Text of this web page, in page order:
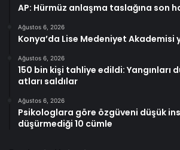
AP: Hürmüz anlaşma taslağına son
Ağustos 6, 2026
Konya’da Lise Medeniyet Akademisi
Ağustos 6, 2026
150 bin kişi tahliye edildi: Yangınları
atları saldılar
Ağustos 6, 2026
Psikologlara göre özgüveni düşük
düşürmediği 10 cümle